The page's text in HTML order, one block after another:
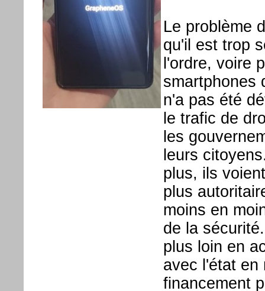
Le problème
qu'il est trop
l'ordre, voire
smartphones
n'a pas été
le trafic de
les
leurs
plus, ils
plus
moins en
de la
plus loin en
avec l'état en
financement